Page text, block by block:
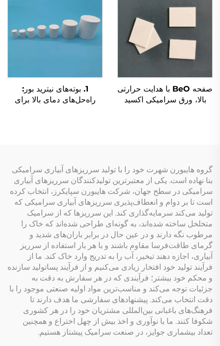
صفحه BeO با هدایت حرارتی
بالا، ورق سرامیکی اکسید
1. بوته‌های نیترید بور:
راه‌حل‌های دمای بالا برای
گروه هایبورن شهرت خود را با تولید سرریزهای آبیاری سرامیکی
بنا نهاده است. یکی از معتبرترین تولیدکنندگان سرریزهای آبیاری
سرامیکی در سطح جهان، شرکت هایبورن سپایکرز، انتخاب کرده
است تا بر دوام و انعطاف‌پذیری سرریزهای آبیاری سرامیکی که
تولید می‌کند سرمایه‌گذاری کند. این سرریزها که از سرامیک
متخلخل ساخته شده‌اند، به گونه‌ای طراحی شده‌اند که خاک را
مرطوب نگه دارند و در عین حال در برابر باران‌های شدید و
گرمای طاقت‌فرسا مقاوم باشند و با هر بار استفاده از سرریز
آبیاری، اجازه دهند تبخیر، آب را به تدریج وارد خاک کند. ما از
فرآیند تولید خود افتخار زیادی می‌کنیم و از فرآیند پساتولید سازنده
و محکم خود بیشتر؛ فرآیندی که در هر سفارش به دقت به
جزئیات توجه می‌کند و مناسب‌ترین مواد اولیه صنعتی موجود را با
دقت انتخاب می‌کند. پیشنهادهای سفارشی ما هدف دارند تا
فرهنگ‌های باغبانی بین‌المللی مشتریان خود را در هر کشوری
شکوفا کنند. ما با نوآوری و اخذ بیش از چهل اختراع و همچنین
تعداد بیشماری جوایز، در صنعت سرامیک پیشتاز هستیم.